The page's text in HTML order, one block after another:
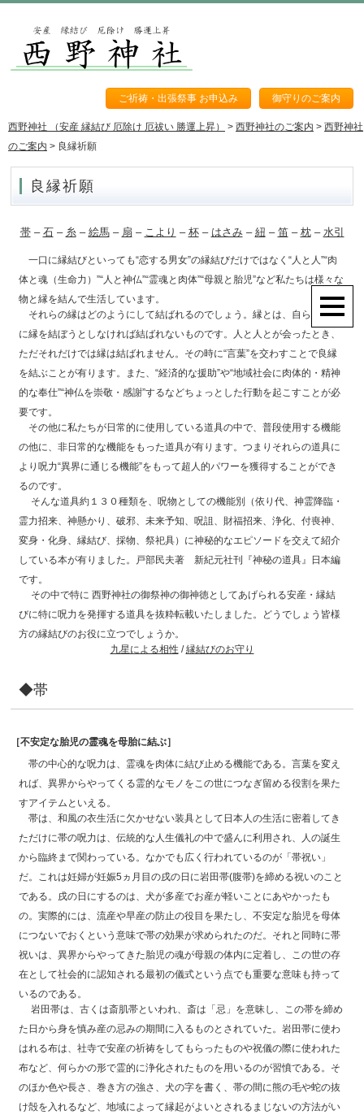
ご祈祷・出張祭事 お申込み 御守りのご案内
西野神社 （安産 縁結び 厄除け 厄祓い 勝運上昇） > 西野神社のご案内 > 西野神社
のご案内 > 良縁祈願
良縁祈願
帯– 石– 糸– 絵馬– 扇 – こより – 杯– はさみ– 紐 – 笛– 枕– 水引
一口に縁結びといっても“恋する男女”の縁結びだけではなく“人と人”“肉
体と魂（生命力）”“人と神仏”“霊魂と肉体”“母親と胎児”など私たちは様々な
物と縁を結んで生活しています。
それらの縁はどのようにして結ばれるのでしょう。縁とは、自ら積極的
に縁を結ぼうとしなければ結ばれないものです。人と人とが会ったとき、
ただそれだけでは縁は結ばれません。その時に“言葉”を交わすことで良縁
を結ぶことが有ります。また、“経済的な援助”や“地域社会に肉体的・精神
的な奉仕”“神仏を崇敬・感謝”するなどちょっとした行動を起こすことが必
要です。
その他に私たちが日常的に使用している道具の中で、普段使用する機能
の他に、非日常的な機能をもった道具が有ります。つまりそれらの道具に
より呪力“異界に通じる機能”をもって超人的パワーを獲得することができ
るのです。
そんな道具約１３０種類を、呪物としての機能別（依り代、神霊降臨・
霊力招来、神懸かり、破邪、未来予知、呪詛、財福招来、浄化、付喪神、
変身・化身、縁結び、採物、祭祀具）に神秘的なエピソードを交えて紹介
している本が有りました。戸部民夫著 新紀元社刊『神秘の道具』日本編
です。
その中で特に 西野神社の御祭神の御神徳としてあげられる安産・縁結
びに特に呪力を発揮する道具を抜粋転載いたしました。どうでしょう皆様
方の縁結びのお役に立つでしょうか。
九星による相性 /縁結びのお守り
◆帯
［不安定な胎児の霊魂を母胎に結ぶ］
帯の中心的な呪力は、霊魂を肉体に結び止める機能である。言葉を変え
れば、異界からやってくる霊的なモノをこの世につなぎ留める役割を果た
すアイテムといえる。
帯は、和風の衣生活に欠かせない装具として日本人の生活に密着してき
ただけに帯の呪力は、伝統的な人生儀礼の中で盛んに利用され、人の誕生
から臨終まで関わっている。なかでも広く行われているのが「帯祝い」
だ。これは妊婦が妊娠5ヵ月目の戌の日に岩田帯(腹帯)を締める祝いのこと
である。戌の日にするのは、犬が多産でお産が軽いことにあやかったも
の。実際的には、流産や早産の防止の役目を果たし、不安定な胎児を母体
につないでおくという意味で帯の効果が求められたのだ。それと同時に帯
祝いは、異界からやってきた胎児の魂が母親の体内に定着し、この世の存
在として社会的に認知される最初の儀式という点でも重要な意味も持って
いるのである。
岩田帯は、古くは斎肌帯といわれ、斎は「忌」を意昧し、この帯を締め
た日から身を慎み産の忌みの期間に入るものとされていた。岩田帯に使わ
はれる布は、社寺で安産の祈祷をしてもらったものや祝儀の際に使われた
布など、何らかの形で霊的に浄化されたものを用いるのが習憤である。そ
のほか色や長さ、巻き方の強さ、犬の字を書く、帯の間に熊の毛や蛇の抜
け殻を入れるなど、地域によって縁起がよいとされるまじないの方法がい